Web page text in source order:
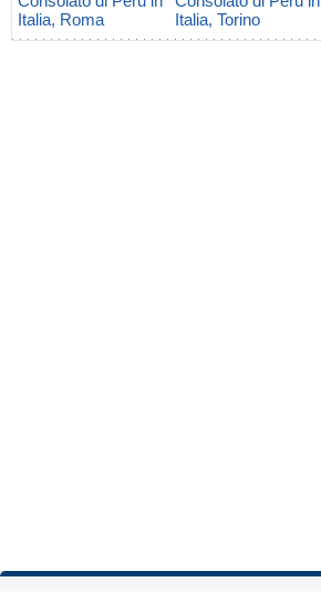
Italia, Roma
Italia, Torino